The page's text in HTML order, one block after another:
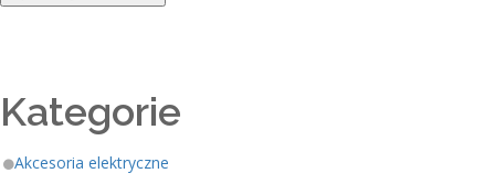
Kategorie
Akcesoria elektryczne